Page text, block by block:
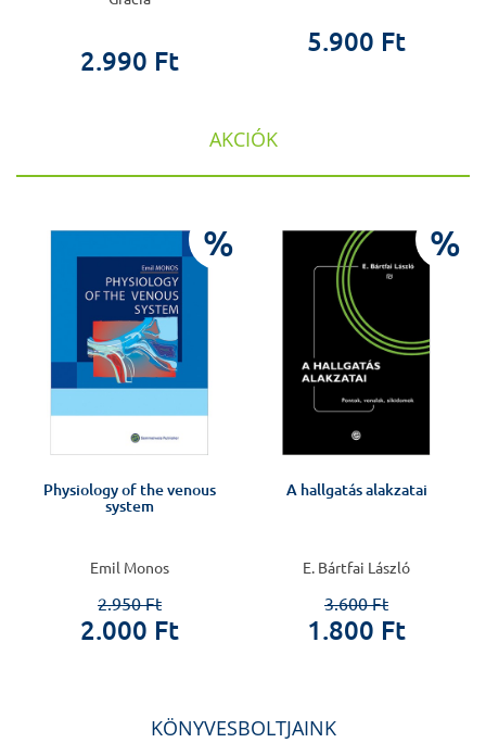
2.990 Ft
5.900 Ft
AKCIÓK
%
Physiology of the venous
system
Emil Monos
2.950 Ft
2.000 Ft
%
A hallgatás alakzatai
E. Bártfai László
3.600 Ft
1.800 Ft
KÖNYVESBOLTJAINK